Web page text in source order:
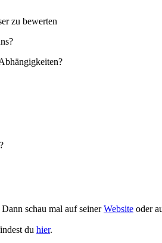
zu bewerten
schau mal auf seinerWebsite oder
du hier.